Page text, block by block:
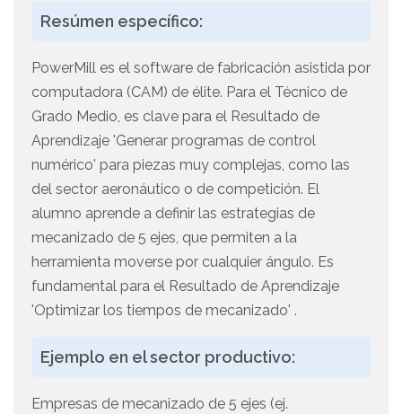
Resúmen específico:
PowerMill es el software de fabricación asistida por
computadora (CAM) de élite. Para el Técnico de
Grado Medio, es clave para el Resultado de
Aprendizaje 'Generar programas de control
numérico' para piezas muy complejas, como las
del sector aeronáutico o de competición. El
alumno aprende a definir las estrategias de
mecanizado de 5 ejes, que permiten a la
herramienta moverse por cualquier ángulo. Es
fundamental para el Resultado de Aprendizaje
'Optimizar los tiempos de mecanizado' .
Ejemplo en el sector productivo:
Empresas de mecanizado de 5 ejes (ej.